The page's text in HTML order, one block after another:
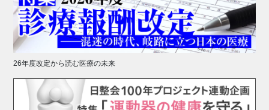
26年度改定から読む医療の未来